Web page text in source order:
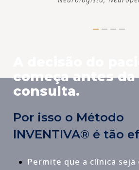
começa antes da
consulta.
Por isso o Método
INVENTIVA® é tão
Permite que a clínica seja